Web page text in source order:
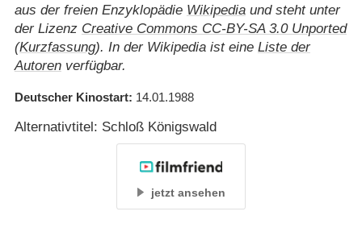
aus der freien Enzyklopädie Wikipediaund steht unter
der Lizenz Creative Commons CC-BY-SA 3.0 Unported
(Kurzfassung). In der Wikipedia ist eine Liste der
Autorenverfügbar.
Deutscher Kinostart 14.01.1988
Alternativtitel: Schloß Königswald
jetzt ansehen